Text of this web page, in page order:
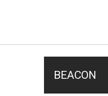
BEACON